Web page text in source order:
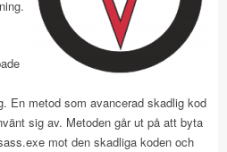
En metod som avancerad skadlig kod
sig av. Metoden går ut på att byta
mot den skadliga koden och